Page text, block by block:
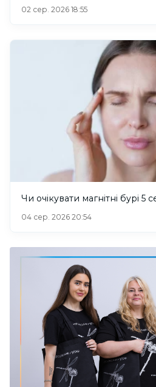
02 сер. 2026 18:55
Чи очікувати магнітні бурі 5
04 сер. 2026 20:54